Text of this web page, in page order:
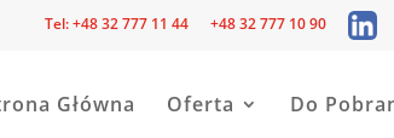
Tel: +48 32 777 11 44 +48 32 777 10 90
Główna Oferta Do